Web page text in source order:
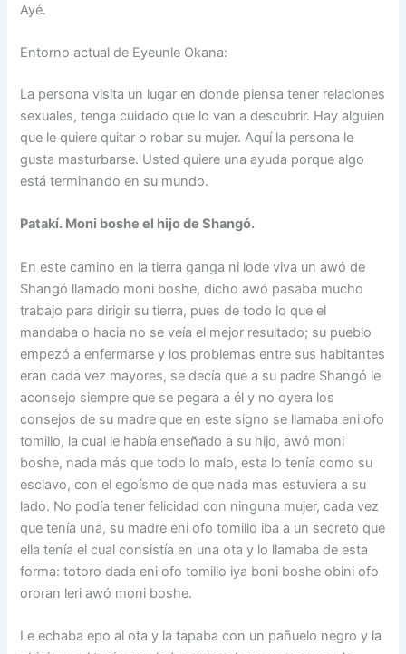
Ayé.
Entorno actual de Eyeunle Okana:
La persona visita un lugar en donde piensa tener relaciones
sexuales, tenga cuidado que lo van a descubrir. Hay alguien
que le quiere quitar o robar su mujer. Aquí la persona le
gusta masturbarse. Usted quiere una ayuda porque algo
está terminando en su mundo.
Patakí. Moni boshe el hijo de Shangó.
En este camino en la tierra ganga ni lode viva un awó de
Shangó llamado moni boshe, dicho awó pasaba mucho
trabajo para dirigir su tierra, pues de todo lo que el
mandaba o hacia no se veía el mejor resultado; su pueblo
empezó a enfermarse y los problemas entre sus habitantes
eran cada vez mayores, se decía que a su padre Shangó le
aconsejo siempre que se pegara a él y no oyera los
consejos de su madre que en este signo se llamaba eni ofo
tomillo, la cual le había enseñado a su hijo, awó moni
boshe, nada más que todo lo malo, esta lo tenía como su
esclavo, con el egoísmo de que nada mas estuviera a su
lado. No podía tener felicidad con ninguna mujer, cada vez
que tenía una, su madre eni ofo tomillo iba a un secreto que
ella tenía el cual consistía en una ota y lo llamaba de esta
forma: totoro dada eni ofo tomillo iya boni boshe obini ofo
ororan leri awó moni boshe.
Le echaba epo al ota y la tapaba con un pañuelo negro y la